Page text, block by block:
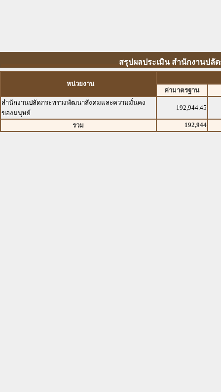
สรุปผลประเมิน สำนักงานปลั
หน่วยงาน
ค่ามาตรฐาน
สำนักงานปลัดกระทรวงพัฒนาสังคมและความมั่นคง
ของมนุษย์
192,944.45
รวม 192,944